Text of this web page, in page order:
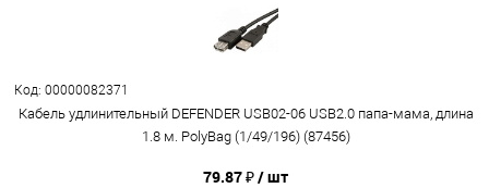
Код: 00000082371
Кабель удлинительный DEFENDER USB02-06 USB2.0 папа-мама, длина
1.8 м. PolyBag (1/49/196) (87456)
79.87 ₽/ шт